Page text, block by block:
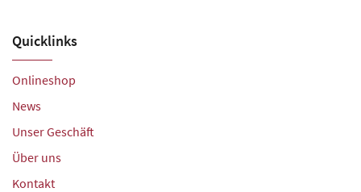
Quicklinks
Onlineshop
News
Unser Geschäft
Über uns
Kontakt